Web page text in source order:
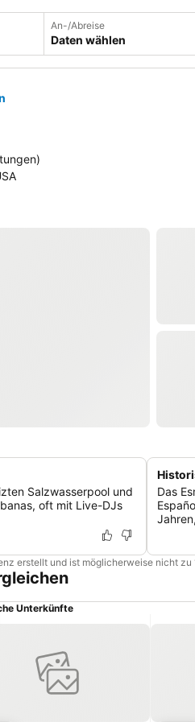
An-/Abreise
Daten wählen
)
Salzwasserpool und
oft mit Live-DJs
Das
erstellt und ist möglicherweise nicht zu
Unterkünfte